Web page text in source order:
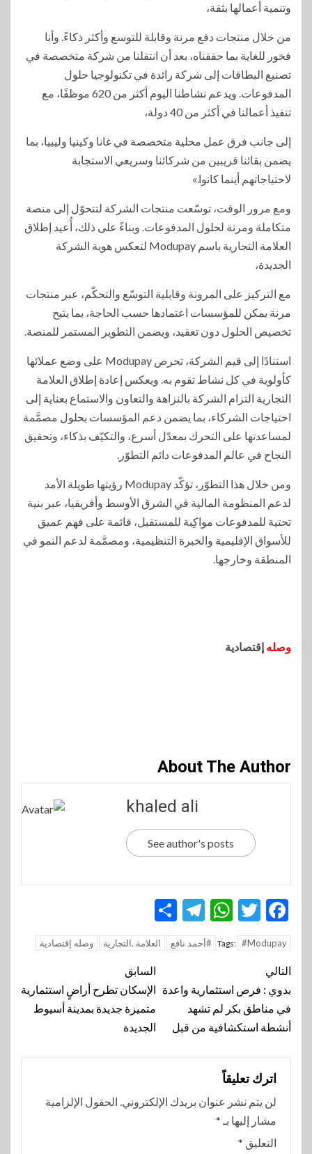
وتنمية أعمالها بثقة،
من خلال منتجات دفع مرنة وقابلة للتوسع وأكثر ذكاءً. وأنا
فخور للغاية بما حققناه، بعد أن انتقلنا من شركة متخصصة في
تصنيع البطاقات إلى شركة رائدة في تكنولوجيا حلول
المدفوعات. ويدعم نشاطنا اليوم أكثر من 620 موظفًا، مع
تنفيذ أعمالنا في أكثر من 40 دولة،
إلى جانب فرق عمل محلية متخصصة في غانا وكينيا وليبيا، بما
يضمن بقائنا قريبين من شركائنا وسريعي الاستجابة
لاحتياجاتهم أينما كانوا.»
ومع مرور الوقت، توسّعت منتجات الشركة لتتحوّل إلى منصة
متكاملة ومرنة لحلول المدفوعات. وبناءً على ذلك، أُعيد إطلاق
العلامة التجارية باسم Modupay لتعكس هوية الشركة
الجديدة،
مع التركيز على المرونة وقابلية التوسّع والتحكّم، عبر منتجات
مرنة يمكن للمؤسسات اعتمادها حسب الحاجة، بما يتيح
تخصيص الحلول دون تعقيد، ويضمن التطوير المستمر للمنصة.
استنادًا إلى قيم الشركة، تحرص Modupay على وضع عملائها
كأولوية في كل نشاط تقوم به. ويعكس إعادة إطلاق العلامة
التجارية التزام الشركة بالنزاهة والتعاون والاستماع بعناية إلى
احتياجات الشركاء، بما يضمن دعم المؤسسات بحلول مصمَّمة
لمساعدتها على التحرك بمعدّل أسرع، والتكيّف بذكاء، وتحقيق
النجاح في عالم المدفوعات دائم التطوّر.
ومن خلال هذا التطوّر، تؤكّد Modupay رؤيتها طويلة الأمد
لدعم المنظومة المالية في الشرق الأوسط وأفريقيا، عبر بنية
تحتية للمدفوعات مواكِبة للمستقبل، قائمة على فهم عميق
للأسواق الإقليمية والخبرة التنظيمية، ومصمَّمة لدعم النمو في
المنطقة وخارجها.
وصله إقتصادية
About The Author
khaled ali
See author's posts
Facebook
Twitter
WhatsApp
Telegram
Tags: #Modupay #أحمد نافع العلامة .التجارية وصله إقتصادية
تنقل
المقالة
السابق
الإسكان تطرح أراضٍ استثمارية
متميزة جديدة بمدينة أسيوط
الجديدة
التالي
بدوي : فرص استثمارية واعدة
في مناطق بكر لم تشهد
أنشطة استكشافية من قبل
اترك تعليقاً
لن يتم نشر عنوان بريدك الإلكتروني. الحقول الإلزامية
مشار إليها بـ *
التعليق *